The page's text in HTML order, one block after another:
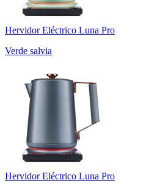
Hervidor Eléctrico Luna Pro
Verde salvia
Hervidor Eléctrico Luna Pro